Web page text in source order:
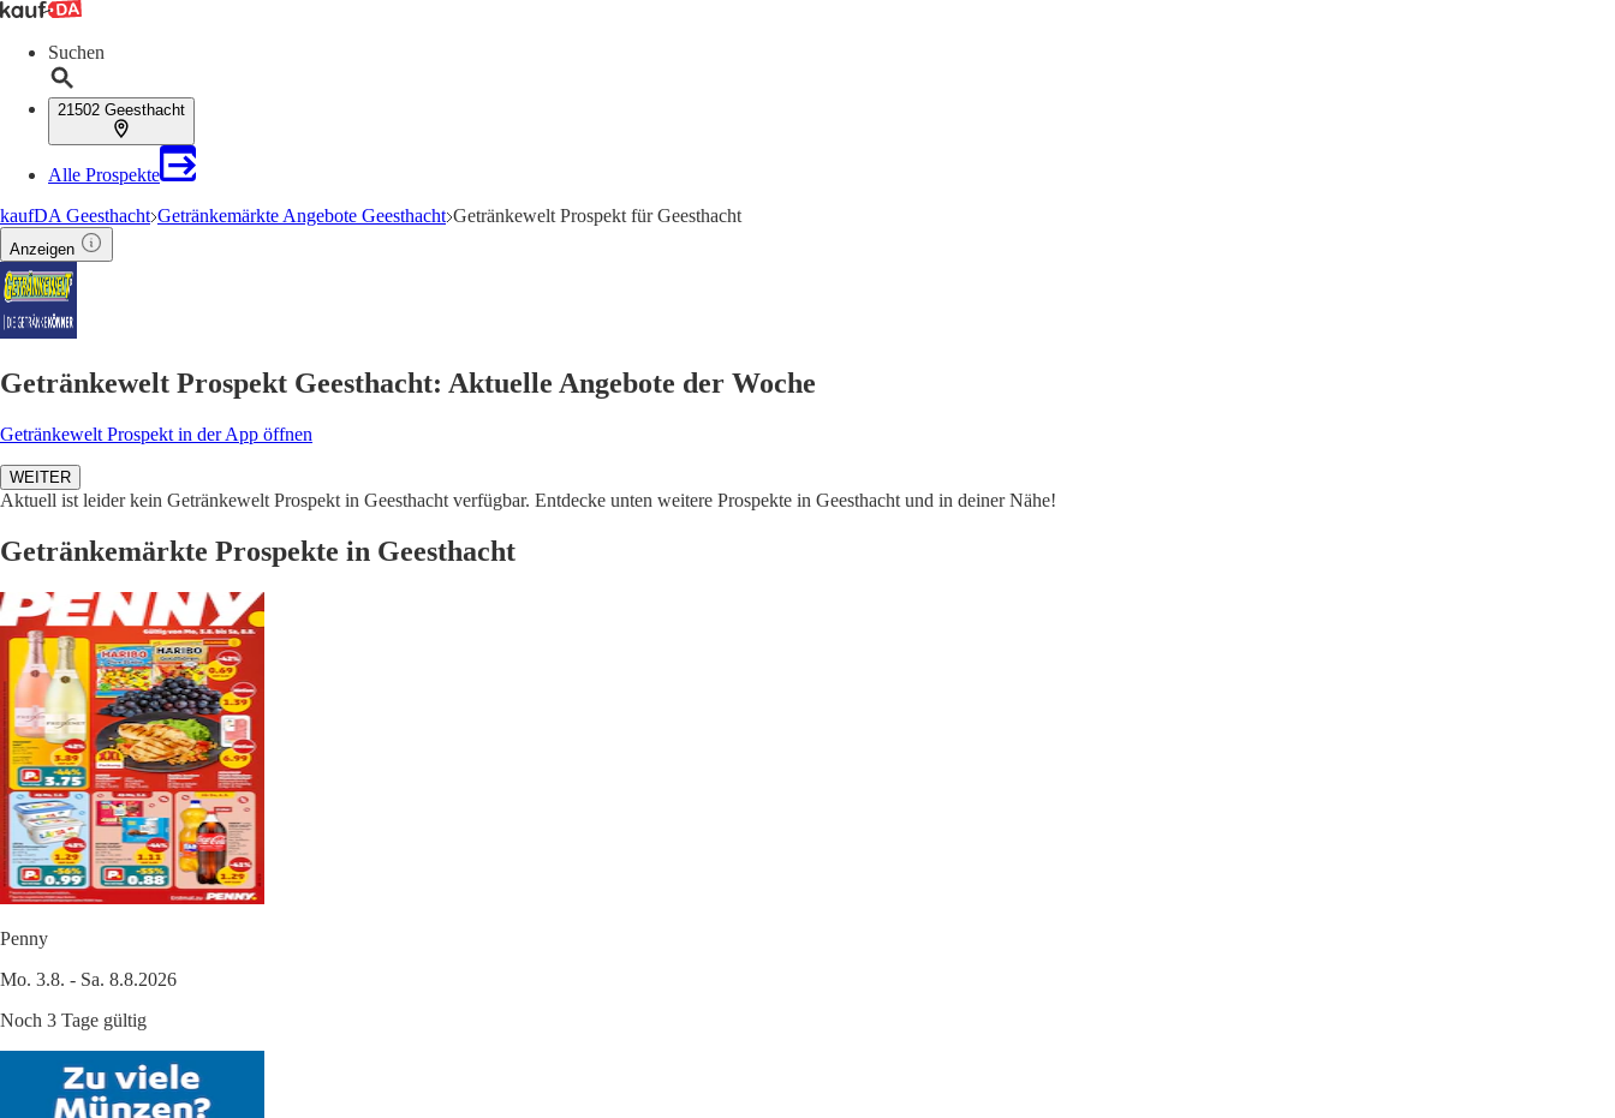
Suchen
21502 Geesthacht
Alle Prospekte
kaufDA Geesthacht Getränkemärkte Angebote Geesthacht Getränkewelt Prospekt für Geesthacht
Anzeigen
Getränkewelt Prospekt Geesthacht: Aktuelle Angebote der Woche
Getränkewelt Prospekt in der App öffnen
WEITER
Aktuell ist leider kein Getränkewelt Prospekt in Geesthacht verfügbar. Entdecke unten weitere Prospekte in Geesthacht und in deiner Nähe!
Getränkemärkte Prospekte in Geesthacht
Penny
Mo. 3.8. - Sa. 8.8.2026
Noch 3 Tage gültig